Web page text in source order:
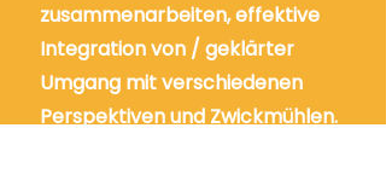
zusammenarbeiten, effektive
Integration von / geklärter
Umgang mit verschiedenen
Perspektiven und Zwickmühlen.